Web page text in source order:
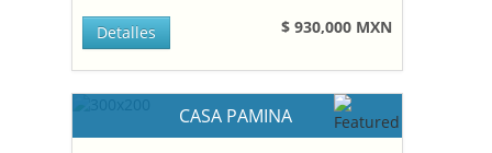
$ 930,000 MXN
Detalles
CASA PAMINA